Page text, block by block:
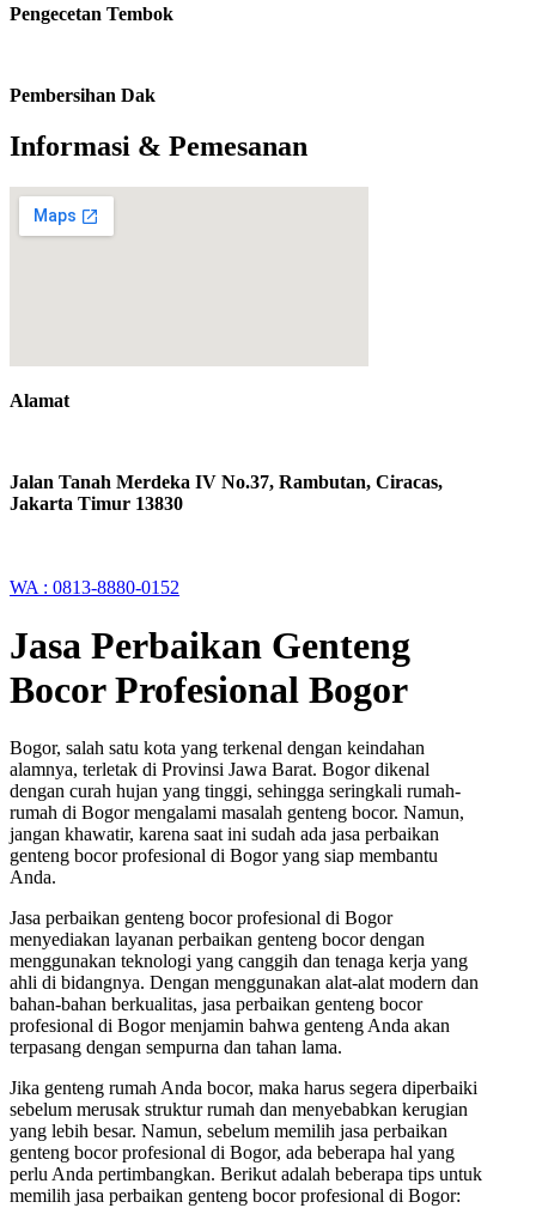
Pengecetan Tembok
Pembersihan Dak
Informasi & Pemesanan
Alamat
Jalan Tanah Merdeka IV No.37, Rambutan, Ciracas,
Jakarta Timur 13830
WA : 0813-8880-0152
Jasa Perbaikan Genteng
Bocor Profesional Bogor
Bogor, salah satu kota yang terkenal dengan keindahan
alamnya, terletak di Provinsi Jawa Barat. Bogor dikenal
dengan curah hujan yang tinggi, sehingga seringkali rumah-
rumah di Bogor mengalami masalah genteng bocor. Namun,
jangan khawatir, karena saat ini sudah ada jasa perbaikan
genteng bocor profesional di Bogor yang siap membantu
Anda.
Jasa perbaikan genteng bocor profesional di Bogor
menyediakan layanan perbaikan genteng bocor dengan
menggunakan teknologi yang canggih dan tenaga kerja yang
ahli di bidangnya. Dengan menggunakan alat-alat modern dan
bahan-bahan berkualitas, jasa perbaikan genteng bocor
profesional di Bogor menjamin bahwa genteng Anda akan
terpasang dengan sempurna dan tahan lama.
Jika genteng rumah Anda bocor, maka harus segera diperbaiki
sebelum merusak struktur rumah dan menyebabkan kerugian
yang lebih besar. Namun, sebelum memilih jasa perbaikan
genteng bocor profesional di Bogor, ada beberapa hal yang
perlu Anda pertimbangkan. Berikut adalah beberapa tips untuk
memilih jasa perbaikan genteng bocor profesional di Bogor: